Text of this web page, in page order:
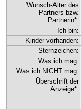
Wunsch-Alter des
Partners bzw.
Partnerin*:
Ich bin:
Kinder vorhanden:
Sternzeichen:
Was ich mag:
Was ich NICHT mag:
Überschrift der
Anzeige*: